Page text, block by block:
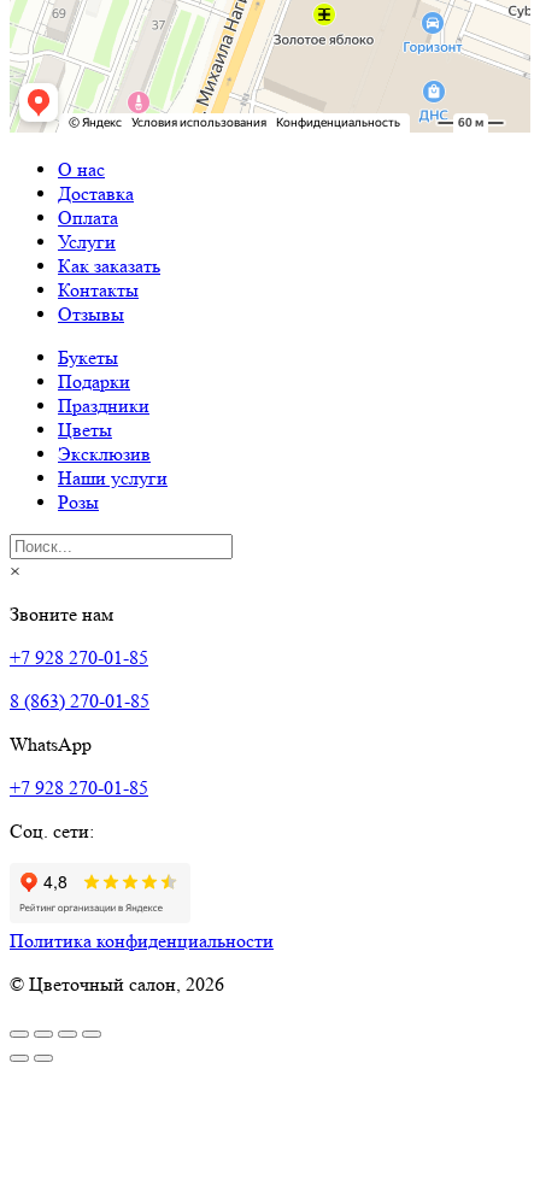
О нас
Доставка
Оплата
Услуги
Как заказать
Контакты
Отзывы
Букеты
Подарки
Праздники
Цветы
Эксклюзив
Наши услуги
Розы
×
Звоните нам
+7 928 270-01-85
8 (863) 270-01-85
WhatsApp
+7 928 270-01-85
Соц. сети:
Политика конфиденциальности
© Цветочный салон, 2026